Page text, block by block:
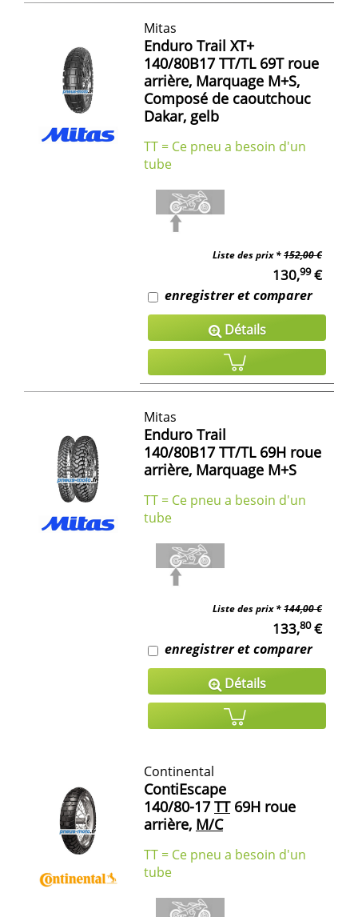
Mitas
Enduro Trail XT+
140/80B17 TT/TL 69T roue
arrière, Marquage M+S,
Composé de caoutchouc
Dakar, gelb
TT = Ce pneu a besoin d'un
tube
Liste des prix *152,00 €
130,99€
enregistrer et comparer
Détails
Mitas
Enduro Trail
140/80B17 TT/TL 69H roue
arrière, Marquage M+S
TT = Ce pneu a besoin d'un
tube
Liste des prix *144,00 €
133,80€
enregistrer et comparer
Détails
Continental
ContiEscape
140/80-17 TT69H roue
arrière, M/C
TT = Ce pneu a besoin d'un
tube